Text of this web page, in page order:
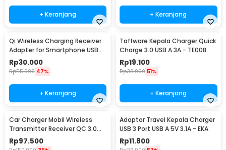
+ Keranjang + Keranjang
Qi Wireless Charging Receiver
Adapter for Smartphone USB
Type C - P9
Rp30.000
Rp55.900 47%
+ Keranjang
Taffware Kepala Charger Quick
Charge 3.0 USB A 3A - TE008
Rp19.100
Rp38.900 51%
+ Keranjang
Car Charger Mobil Wireless
Transmitter Receiver QC 3.0
Dual USB 3.1A - HY-82
Rp97.500
Adaptor Travel Kepala Charger
USB 3 Port USB A 5V 3.1A - EKA
Rp11.800